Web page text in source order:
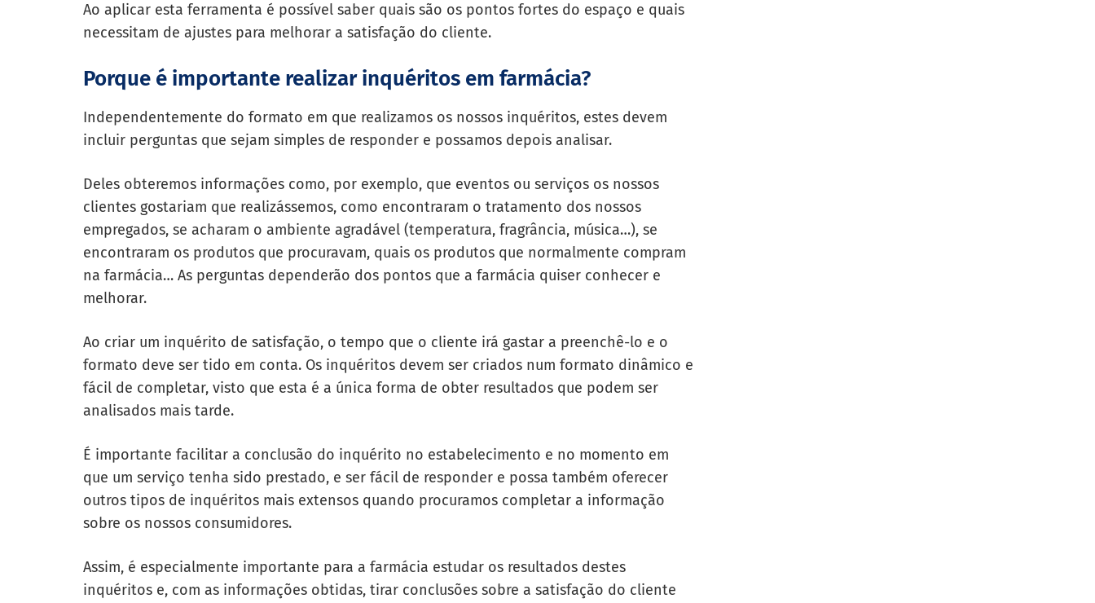
Ao aplicar esta ferramenta é possível saber quais são os pontos fortes do espaço e quais
necessitam de ajustes para melhorar a satisfação do cliente.
Porque é importante realizar inquéritos em farmácia?
Independentemente do formato em que realizamos os nossos inquéritos, estes devem
incluir perguntas que sejam simples de responder e possamos depois analisar.
Deles obteremos informações como, por exemplo, que eventos ou serviços os nossos
clientes gostariam que realizássemos, como encontraram o tratamento dos nossos
empregados, se acharam o ambiente agradável (temperatura, fragrância, música…), se
encontraram os produtos que procuravam, quais os produtos que normalmente compram
na farmácia… As perguntas dependerão dos pontos que a farmácia quiser conhecer e
melhorar.
Ao criar um inquérito de satisfação, o tempo que o cliente irá gastar a preenchê-lo e o
formato deve ser tido em conta. Os inquéritos devem ser criados num formato dinâmico e
fácil de completar, visto que esta é a única forma de obter resultados que podem ser
analisados mais tarde.
É importante facilitar a conclusão do inquérito no estabelecimento e no momento em
que um serviço tenha sido prestado, e ser fácil de responder e possa também oferecer
outros tipos de inquéritos mais extensos quando procuramos completar a informação
sobre os nossos consumidores.
Assim, é especialmente importante para a farmácia estudar os resultados destes
inquéritos e, com as informações obtidas, tirar conclusões sobre a satisfação do cliente